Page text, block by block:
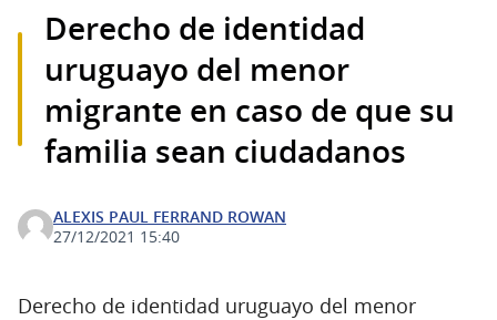
Derecho de identidad
uruguayo del menor
migrante en caso de que su
familia sean ciudadanos
ALEXIS PAUL FERRAND ROWAN
27/12/2021 15:40
Derecho de identidad uruguayo del menor